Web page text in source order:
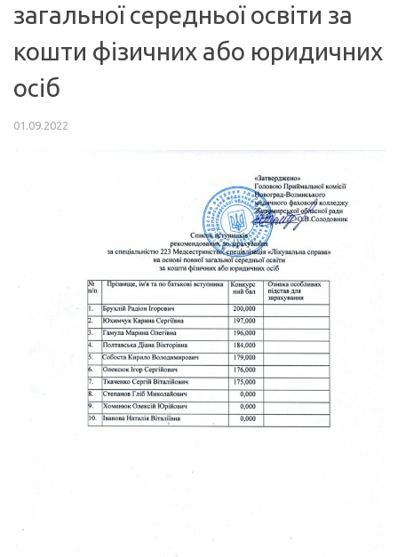
загальної середньої освіти за
кошти фізичних або юридичних
осіб
01.09.2022